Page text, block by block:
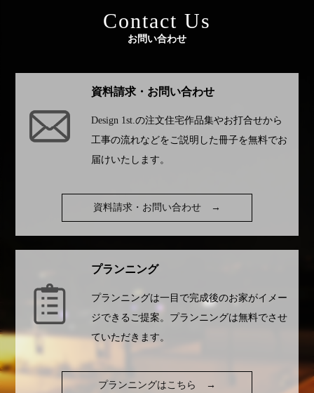
Contact Us
お問い合わせ
資料請求・お問い合わせ
Design 1st.の注文住宅作品集やお打合せから
工事の流れなどをご説明した冊子を無料でお
届けいたします。
資料請求・お問い合わせ →
プランニング
プランニングは一目で完成後のお家がイメー
ジできるご提案。プランニングは無料でさせ
ていただきます。
プランニングはこちら →